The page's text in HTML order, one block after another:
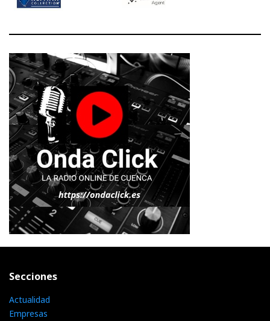
Secciones
Actualidad
Empresas